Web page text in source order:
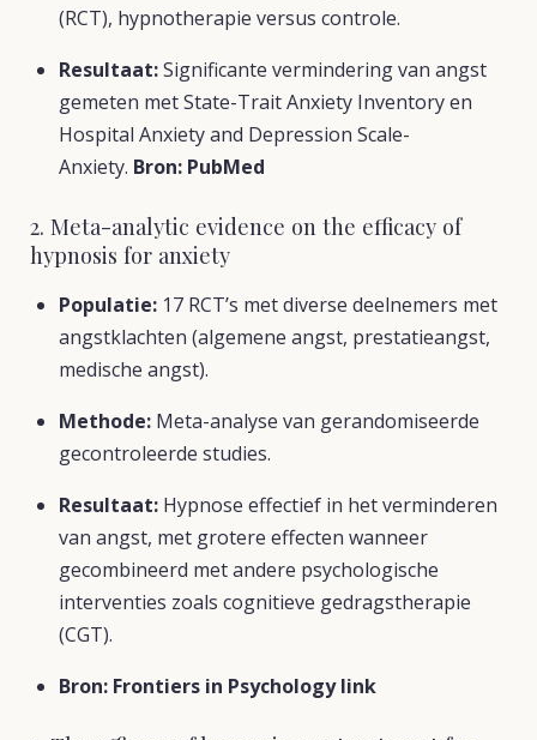
(RCT), hypnotherapie versus controle.
Resultaat:Significante vermindering van angst
gemeten met State-Trait Anxiety Inventory en
Hospital Anxiety and Depression Scale-
Anxiety. Bron: PubMed
2. Meta-analytic evidence on the efficacy of
hypnosis for anxiety
Populatie: 17 RCT’s met diverse deelnemers met
angstklachten (algemene angst, prestatieangst,
medische angst).
Methode: Meta-analyse van gerandomiseerde
gecontroleerde studies.
Resultaat: Hypnose effectief in het verminderen
van angst, met grotere effecten wanneer
gecombineerd met andere psychologische
interventies zoals cognitieve gedragstherapie
(CGT).
Bron: Frontiers in Psychology link